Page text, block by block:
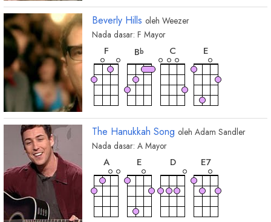
Beverly Hills oleh Weezer
Nada dasar: F Mayor
F
chord
Bb
chord
C
E
The Hanukkah Song oleh Adam Sandler
Nada dasar: A Mayor
A
chord
E
chord
D
E7